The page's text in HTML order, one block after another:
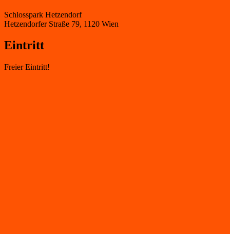
Schlosspark Hetzendorf
Hetzendorfer Straße 79, 1120 Wien
Eintritt
Freier Eintritt!